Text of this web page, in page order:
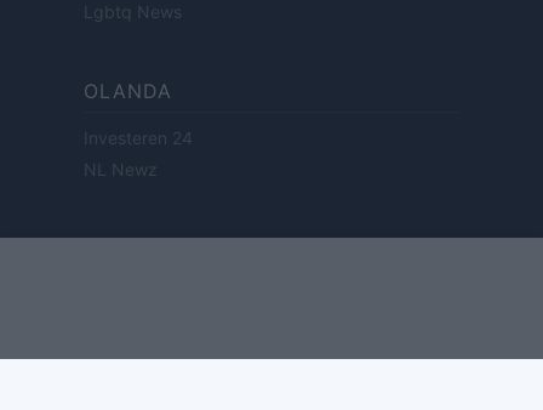
Lgbtq News
OLANDA
Investeren 24
NL Newz